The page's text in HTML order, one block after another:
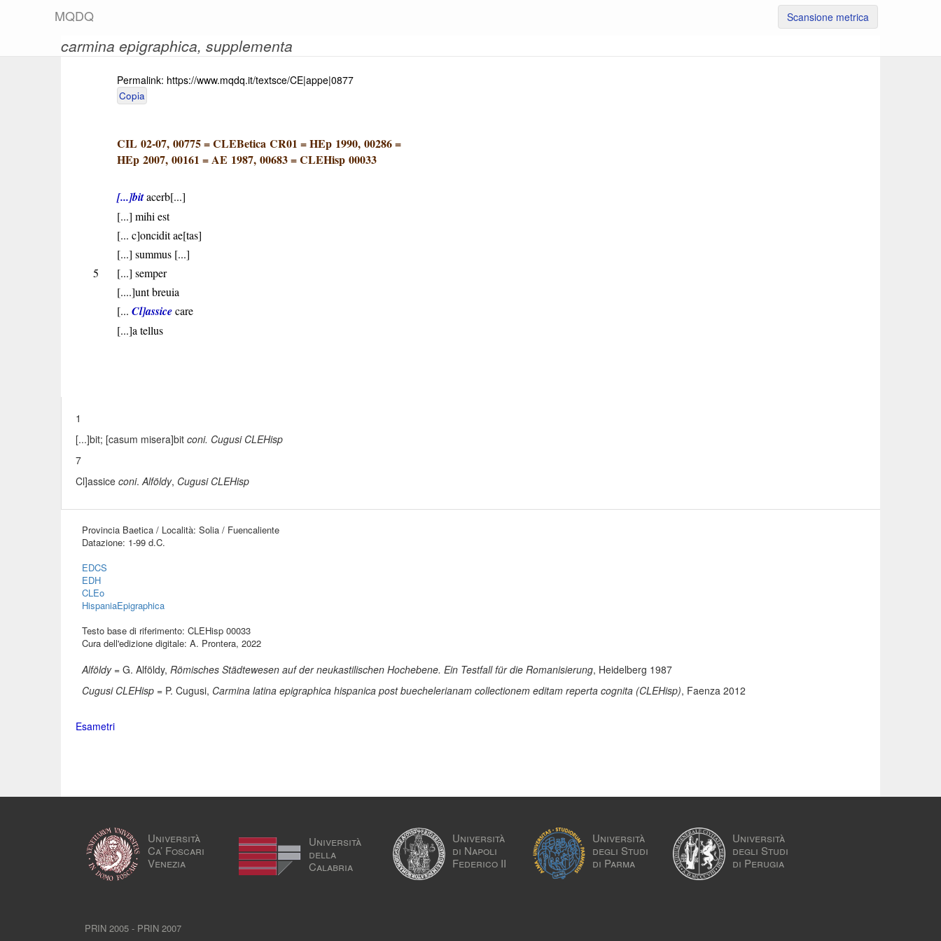
MQDQ Scansione metrica
carmina epigraphica, supplementa
Permalink: https://www.mqdq.it/textsce/CE|appe|0877
Copia
CIL 02-07, 00775=CLEBetica CR01 =HEp 1990, 00286=
HEp 2007, 00161 =AE 1987, 00683=CLEHisp 00033
[...]bitacerb[...]
[...] mihi est
[... c]oncidit ae[tas]
[...] summus [...]
5
[...] semper
[....]unt breuia
[... Cl]assicecare
[...]a tellus
1
[...]bit; [casum misera]bit coni. Cugusi CLEHisp
7
Cl]assice coni.Alföldy, Cugusi CLEHisp
Provincia Baetica / Località: Solia / Fuencaliente
Datazione: 1-99 d.C.
EDCS
EDH
CLEo
HispaniaEpigraphica
Testo base di riferimento: CLEHisp 00033
Cura dell'edizione digitale: A. Prontera, 2022
Alföldy= G. Alföldy, Römisches Städtewesen auf der neukastilischen Hochebene. Ein Testfall für die Romanisierung, Heidelberg 1987
Cugusi CLEHisp = P. Cugusi, Carmina latina epigraphica hispanica post buechelerianam collectionem editam reperta cognita (CLEHisp), Faenza 2012
Esametri
Università
Ca’ Foscari
Venezia
Università
della
Calabria
Università
di Napoli
Federico II
Università
degli Studi
di Parma
Università
degli Studi
di Perugia
PRIN 2005 - PRIN 2007